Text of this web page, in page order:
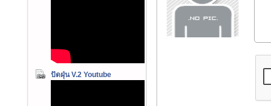
ปัดฝุ่น V.2 Youtube